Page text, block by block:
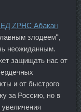
ZPHC Абакан
злодеем",
неожиданным.
защищать нас от
и от быстрого
за Россию, но в